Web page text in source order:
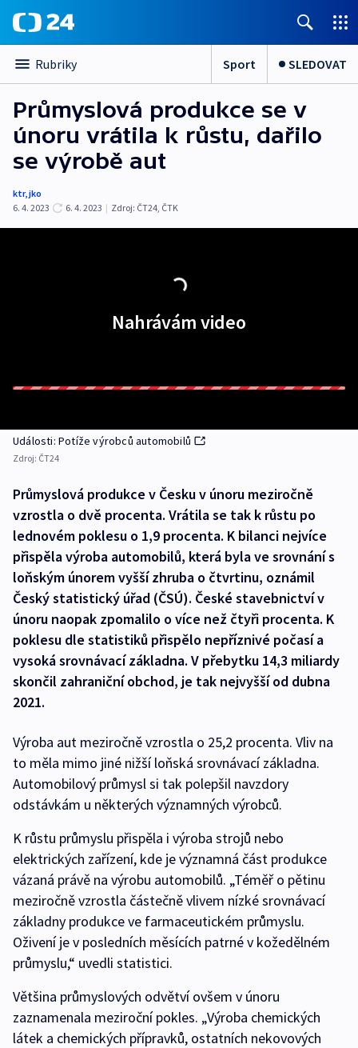
Rubriky Sport SLEDOVAT
Průmyslová produkce se v
únoru vrátila k růstu, dařilo
se výrobě aut
ktr,jko
6. 4. 2023
6. 4. 2023 | Zdroj: ČT24, ČTK
Nahrávám video
Události: Potíže výrobců automobilů
Zdroj: ČT24
Průmyslová produkce v Česku v únoru meziročně
vzrostla o dvě procenta. Vrátila se tak k růstu po
lednovém poklesu o 1,9 procenta. K bilanci nejvíce
přispěla výroba automobilů, která byla ve srovnání s
loňským únorem vyšší zhruba o čtvrtinu, oznámil
Český statistický úřad (ČSÚ). České stavebnictví v
únoru naopak zpomalilo o více než čtyři procenta. K
poklesu dle statistiků přispělo nepříznivé počasí a
vysoká srovnávací základna. V přebytku 14,3 miliardy
skončil zahraniční obchod, je tak nejvyšší od dubna
2021.
Výroba aut meziročně vzrostla o 25,2 procenta. Vliv na
to měla mimo jiné nižší loňská srovnávací základna.
Automobilový průmysl si tak polepšil navzdory
odstávkám u některých významných výrobců.
K růstu průmyslu přispěla i výroba strojů nebo
elektrických zařízení, kde je významná část produkce
vázaná právě na výrobu automobilů. „Téměř o pětinu
meziročně vzrostla částečně vlivem nízké srovnávací
základny produkce ve farmaceutickém průmyslu.
Oživení je v posledních měsících patrné v kožedělném
průmyslu,“ uvedli statistici.
Většina průmyslových odvětví ovšem v únoru
zaznamenala meziroční pokles. „Výroba chemických
látek a chemických přípravků, ostatních nekovových